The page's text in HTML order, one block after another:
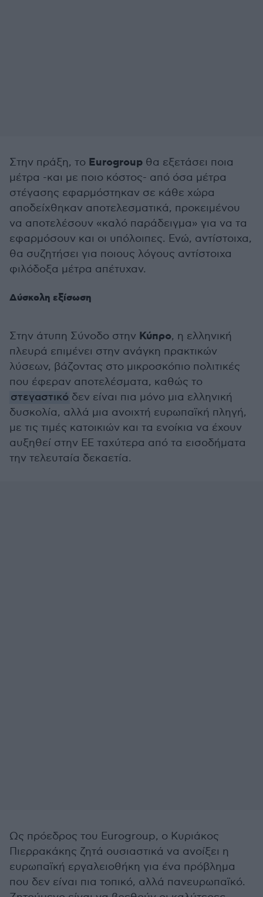
Στην πράξη, το Eurogroup θα εξετάσει ποια
μέτρα -και με ποιο κόστος- από όσα μέτρα
στέγασης εφαρμόστηκαν σε κάθε χώρα
αποδείχθηκαν αποτελεσματικά, προκειμένου
να αποτελέσουν «καλό παράδειγμα» για να τα
εφαρμόσουν και οι υπόλοιπες. Ενώ, αντίστοιχα,
θα συζητήσει για ποιους λόγους αντίστοιχα
φιλόδοξα μέτρα απέτυχαν.
Δύσκολη εξίσωση
Στην άτυπη Σύνοδο στην Κύπρο, η ελληνική
πλευρά επιμένει στην ανάγκη πρακτικών
λύσεων, βάζοντας στο μικροσκόπιο πολιτικές
που έφεραν αποτελέσματα, καθώς το
στεγαστικό δεν είναι πια μόνο μια ελληνική
δυσκολία, αλλά μια ανοιχτή ευρωπαϊκή πληγή,
με τις τιμές κατοικιών και τα ενοίκια να έχουν
αυξηθεί στην ΕΕ ταχύτερα από τα εισοδήματα
την τελευταία δεκαετία.
Ως πρόεδρος του Eurogroup, ο Κυριάκος
Πιερρακάκης ζητά ουσιαστικά να ανοίξει η
ευρωπαϊκή εργαλειοθήκη για ένα πρόβλημα
που δεν είναι πια τοπικό, αλλά πανευρωπαϊκό.